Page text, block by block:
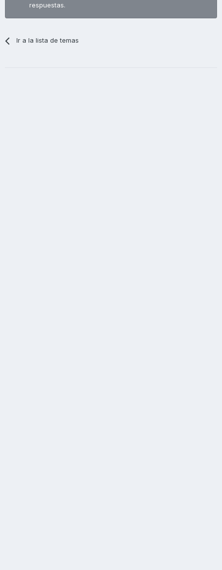
respuestas.
Ir a la lista de temas